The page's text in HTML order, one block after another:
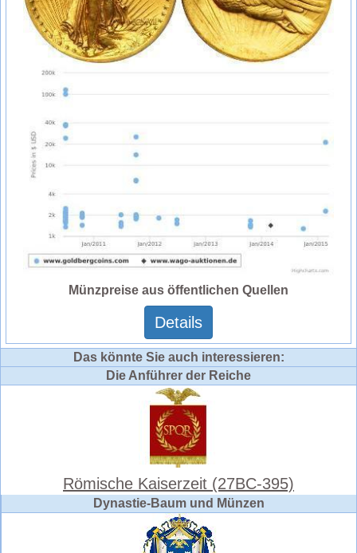
Münzpreise aus öffentlichen Quellen
Details
Das könnte Sie auch interessieren:
Die Anführer der Reiche
Römische Kaiserzeit (27BC-395)
Dynastie-Baum und Münzen